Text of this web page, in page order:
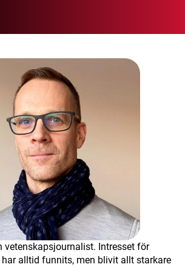
vetenskapsjournalist. Intresset för
alltid funnits, men blivit allt starkare